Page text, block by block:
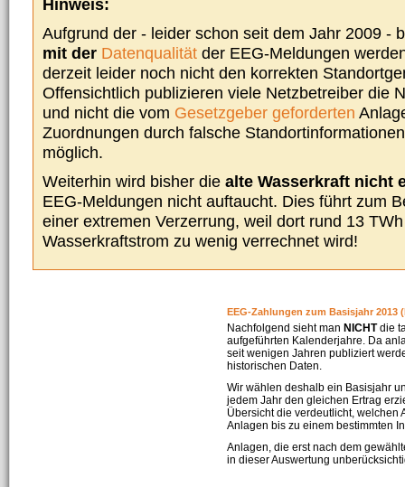
Hinweis:
Aufgrund der - leider schon seit dem Jahr 2009 -
mit der Datenqualität der EEG-Meldungen
derzeit leider noch nicht den korrekten
Offensichtlich publizieren viele Netzbetreiber die
und nicht die vom Gesetzgeber geforderten
Zuordnungen durch falsche
möglich.
Weiterhin wird bisher die alte Wasserkraft nicht
EEG-Meldungen nicht auftaucht. Dies führt zum
einer extremen Verzerrung, weil dort rund 13
Wasserkraftstrom zu wenig verrechnet wird!
EEG-Zahlungen zum Basisjahr 2013
Nachfolgend sieht man NICHTdie
aufgeführten Kalenderjahre. Da
seit wenigen Jahren publiziert
historischen Daten.
Wir wählen deshalb ein Basisjahr
jedem Jahr den gleichen Ertrag
Übersicht die verdeutlicht, welchen
Anlagen bis zu einem bestimmten
Anlagen, die erst nach dem
in dieser Auswertung